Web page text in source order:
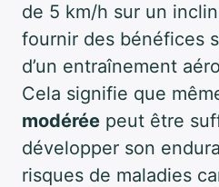
de 5 km/h sur un
fournir des bénéfices
d’un entraînement
Cela signifie que
modérée peut être
développer son
risques de maladies